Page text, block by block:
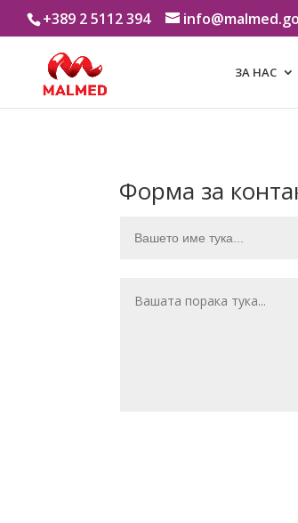
+389 2 5112 394
ЗА НАС
Форма за